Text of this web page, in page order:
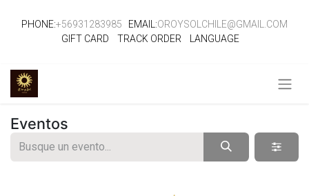
PHONE:+56931283985 EMAIL:OROYSOLCHILE@GMAIL.COM
GIFT CARD
TRACK ORDER LANGUAGE
Eventos